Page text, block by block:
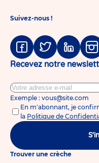
Suivez-nous !
Facebook
TwitterLinkedin
Recevez notre
Exemple : vous@site.com
En m'abonnant, je
la Politique de
Trouver une crèche